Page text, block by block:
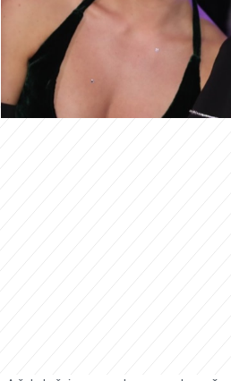
zavzpomínala na jejich
že bylo plné manipulace,
osobu.